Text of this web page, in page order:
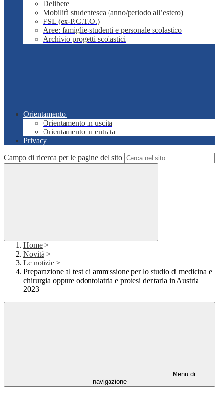
Delibere
Mobilità studentesca (anno/periodo all’estero)
FSL (ex-P.C.T.O.)
Aree: famiglie-studenti e personale scolastico
Archivio progetti scolastici
Orientamento
Orientamento in uscita
Orientamento in entrata
Privacy
Campo di ricerca per le pagine del sito
Home >
Novità >
Le notizie >
Preparazione al test di ammissione per lo studio di medicina e
chirurgia oppure odontoiatria e protesi dentaria in Austria
2023
Menu di
navigazione